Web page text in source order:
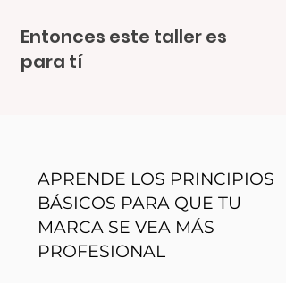
Entonces este taller es
para tí
APRENDE LOS PRINCIPIOS
BÁSICOS PARA QUE TU
MARCA SE VEA MÁS
PROFESIONAL